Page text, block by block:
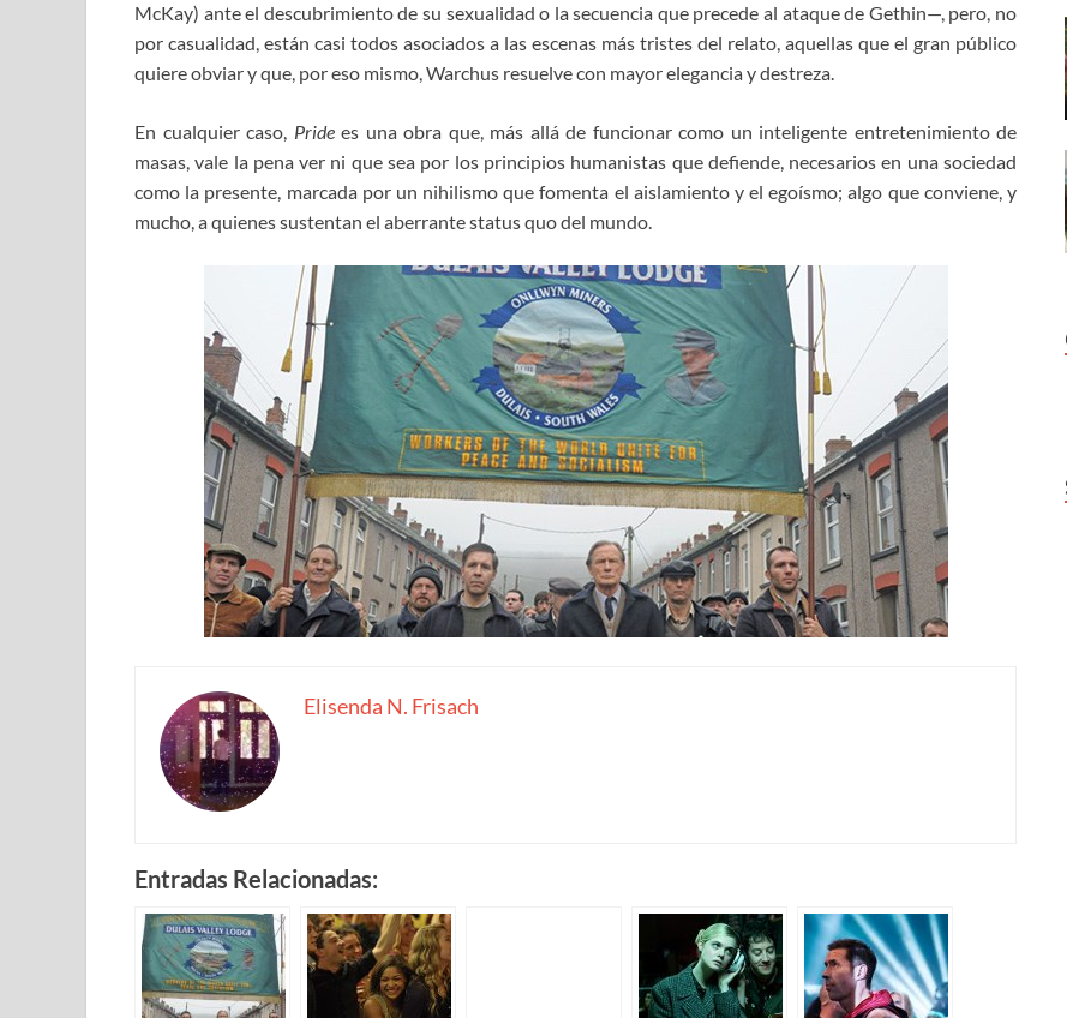
McKay) ante el descubrimiento de su sexualidad o la secuencia que precede al ataque de Gethin—, pero, no
por casualidad, están casi todos asociados a las escenas más tristes del relato, aquellas que el gran público
quiere obviar y que, por eso mismo, Warchus resuelve con mayor elegancia y destreza.
En cualquier caso, Pridees una obra que, más allá de funcionar como un inteligente entretenimiento de
masas, vale la pena ver ni que sea por los principios humanistas que defiende, necesarios en una sociedad
como la presente, marcada por un nihilismo que fomenta el aislamiento y el egoísmo; algo que conviene, y
mucho, a quienes sustentan el aberrante status quo del mundo.
Elisenda N. Frisach
Entradas Relacionadas: